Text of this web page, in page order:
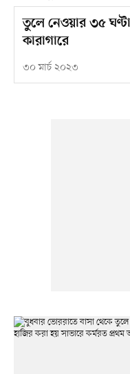
তুলে নেওয়ার ৩৫
কারাগারে
৩০ মার্চ ২০২৩